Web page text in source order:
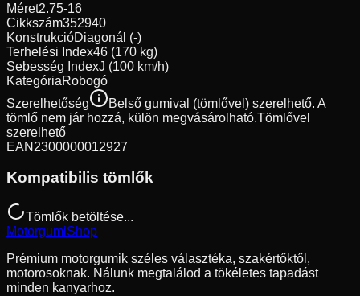
Méret2.75-16
Cikkszám352940
KonstrukcióDiagonál (-)
Terhelési Index46 (170 kg)
Sebesség IndexJ (100 km/h)
KategóriaRobogó
Szerelhetőség
Belső gumival (tömlővel) szerelhető. A
tömlő nem jár hozzá, külön megvásárolható.Tömlővel
szerelhető
EAN 2300000012927
Kompatibilis tömlők
Tömlők betöltése...
MotorgumiShop
Prémium motorgumik széles választéka, szakértőktől,
motorosoknak. Nálunk megtalálod a tökéletes tapadást
minden kanyarhoz.